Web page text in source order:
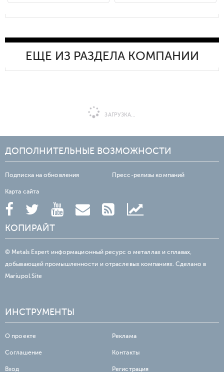
ЕЩЕ ИЗ РАЗДЕЛА КОМПАНИИ
ЗАГРУЗКА...
ДОПОЛНИТЕЛЬНЫЕ ВОЗМОЖНОСТИ
Подписка на обновления Пресс-релизы компаний
Карта сайта
КОПИРАЙТ
© Metals Expert информационный ресурс о металлах и сплавах,
добывающей промышленности и отраслевых компаниях. Сделано в
Mariupol.Site
ИНСТРУМЕНТЫ
О проекте Реклама
Соглашение Контакты
Вход Регистрация